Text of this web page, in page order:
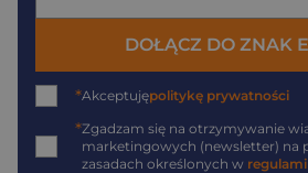
DOŁĄCZ DO ZNAK
*Akceptujępolitykę prywatności
*Zgadzam się na otrzymywanie
marketingowych (newsletter) na
zasadach określonych w